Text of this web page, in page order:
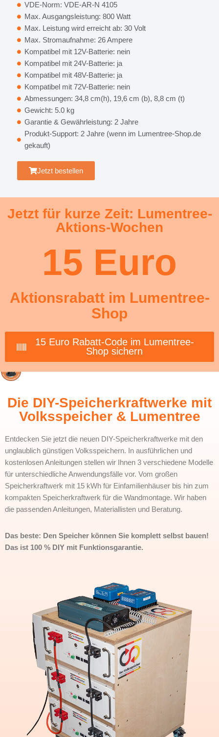
VDE-Norm: VDE-AR-N 4105
Max. Ausgangsleistung: 800 Watt
Max. Leistung wird erreicht ab: 30 Volt
Max. Stromaufnahme: 26 Ampere
Kompatibel mit 12V-Batterie: nein
Kompatibel mit 24V-Batterie: ja
Kompatibel mit 48V-Batterie: ja
Kompatibel mit 72V-Batterie: nein
Abmessungen: 34,8 cm(h), 19,6 cm (b), 8,8 cm (t)
Gewicht: 5.0 kg
Garantie & Gewährleistung: 2 Jahre
Produkt-Support: 2 Jahre (wenn im Lumentree-Shop.de
gekauft)
Jetzt bestellen
Jetzt für kurze Zeit: Lumentree-
Aktions-Wochen
15 Euro
Aktionsrabatt im Lumentree-
Shop
15 Euro Rabatt-Code im Lumentree-
Shop sichern
Die DIY-Speicherkraftwerke mit
Volksspeicher & Lumentree
Entdecken Sie jetzt die neuen DIY-Speicherkraftwerke mit den
unglaublich günstigen Volksspeichern. In ausführlichen und
kostenlosen Anleitungen stellen wir Ihnen 3 verschiedene Modelle
für unterschiedliche Anwendungsfälle vor. Vom großen
Speicherkraftwerk mit 15 kWh für Einfamilienhäuser bis hin zum
kompakten Speicherkraftwerk für die Wandmontage. Wir haben
die passenden Anleitungen, Materiallisten und Beratung.
Das beste: Den Speicher können Sie komplett selbst bauen!
Das ist 100 % DIY mit Funktionsgarantie.